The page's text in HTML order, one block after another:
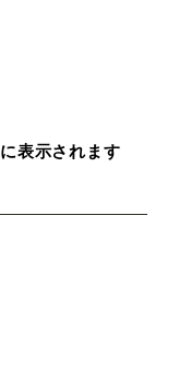
表示されます